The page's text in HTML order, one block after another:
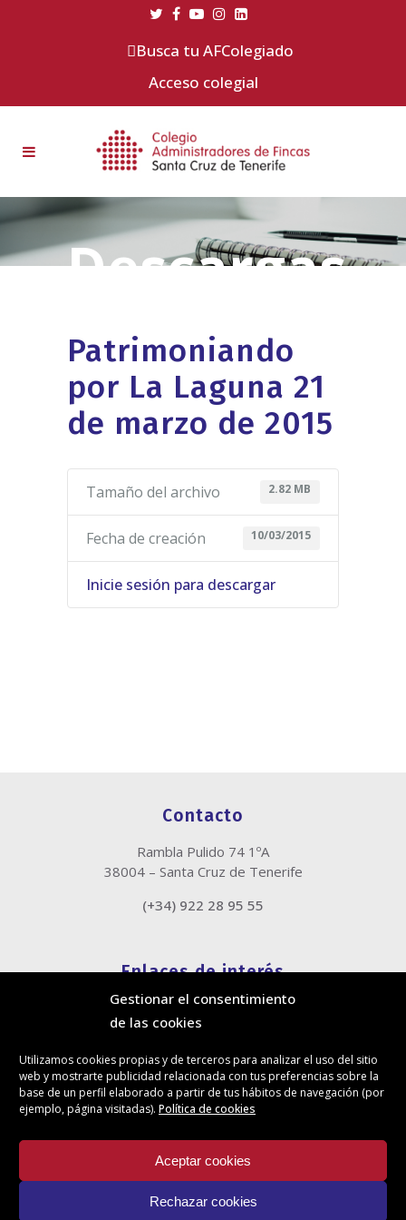
Gestionar el consentimiento
de las cookies
Utilizamos cookies propias y de terceros para analizar el uso del sitio
web y mostrarte publicidad relacionada con tus preferencias sobre la
base de un perfil elaborado a partir de tus hábitos de navegación (por
ejemplo, página visitadas). Política de cookies
Aceptar cookies
Rechazar cookies
Busca tu AFColegiado
Acceso colegial
Patrimoniando
por La Laguna 21
de marzo de 2015
Tamaño del archivo 2.82 MB
Fecha de creación 10/03/2015
Inicie sesión para descargar
Contacto
Rambla Pulido 74 1ºA
38004 – Santa Cruz de Tenerife
(+34) 922 28 95 55
Enlaces de interés
Política de cookies
Política de privacidad
Canal de denuncias
Protección de privacidad en redes sociales
Síguenos